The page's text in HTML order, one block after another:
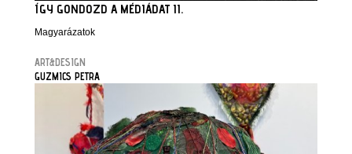
ÍGY GONDOZD A MÉDIÁDAT II.
Magyarázatok
ART&DESIGN
GUZMICS PETRA